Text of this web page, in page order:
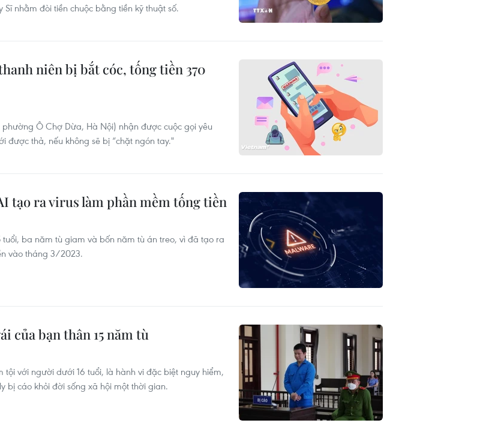
nhằm đòi tiền chuộc bằng tiền kỹ thuật số.
niên bị bắt cóc, tống tiền 370
Ô Chợ Dừa, Hà Nội) nhận được cuộc gọi yêu
được thả, nếu không sẽ bị “chặt ngón tay."
tạo ra virus làm phần mềm tống tiền
tuổi, ba năm tù giam và bốn năm tù án treo, vì đã tạo ra
vào tháng 3/2023.
của bạn thân 15 năm tù
với người dưới 16 tuổi, là hành vi đặc biệt nguy hiểm,
bị cáo khỏi đời sống xã hội một thời gian.